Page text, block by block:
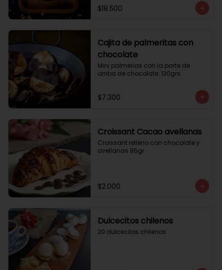
$18.500
Cajita de palmeritas con
chocolate
Mini palmerias con la parte de
arriba de chocolate. 120grs
$7.300
Croissant Cacao avellanas
Croissant relleno con chocolate y
avellanas 85gr
$2.000
Dulcecitos chilenos
20 dulcecitos chilenos